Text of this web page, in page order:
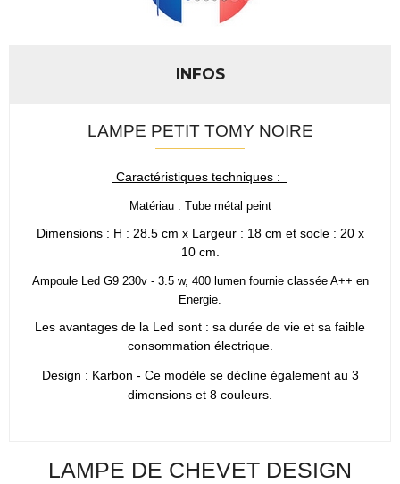
INFOS
LAMPE PETIT TOMY NOIRE
Caractéristiques techniques :
Matériau : Tube métal peint
Dimensions : H : 28.5 cm x Largeur : 18 cm et socle : 20 x
10 cm.
Ampoule Led G9 230v - 3.5 w, 400 lumen fournie classée A++ en
Energie.
Les avantages de la Led sont : sa durée de vie et sa faible
consommation électrique.
Design : Karbon - Ce modèle se décline également au 3
dimensions et 8 couleurs.
LAMPE DE CHEVET DESIGN